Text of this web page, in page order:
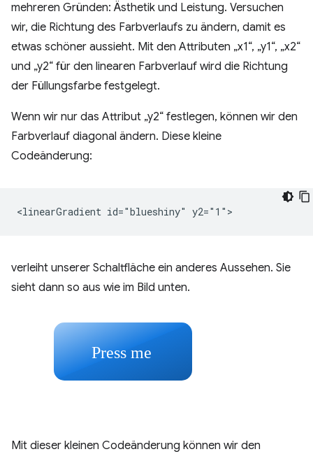
mehreren Gründen: Ästhetik und Leistung. Versuchen
wir, die Richtung des Farbverlaufs zu ändern, damit es
etwas schöner aussieht. Mit den Attributen „x1“, „y1“, „x2“
und „y2“ für den linearen Farbverlauf wird die Richtung
der Füllungsfarbe festgelegt.
Wenn wir nur das Attribut „y2“ festlegen, können wir den
Farbverlauf diagonal ändern. Diese kleine
Codeänderung:
verleiht unserer Schaltfläche ein anderes Aussehen. Sie
sieht dann so aus wie im Bild unten.
Mit dieser kleinen Codeänderung können wir den